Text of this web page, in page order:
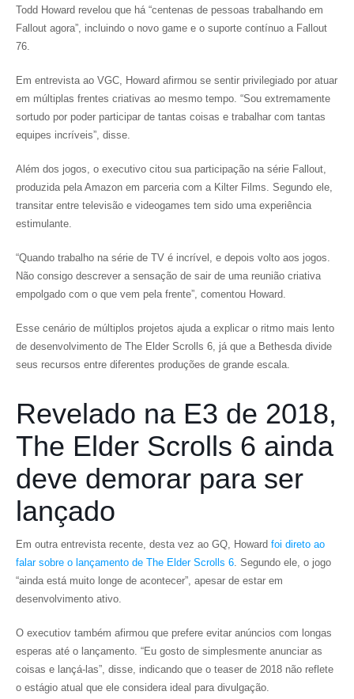
Todd Howard revelou que há “centenas de pessoas trabalhando em
Fallout agora”, incluindo o novo game e o suporte contínuo a Fallout
76.
Em entrevista ao VGC, Howard afirmou se sentir privilegiado por atuar
em múltiplas frentes criativas ao mesmo tempo. “Sou extremamente
sortudo por poder participar de tantas coisas e trabalhar com tantas
equipes incríveis”, disse.
Além dos jogos, o executivo citou sua participação na série Fallout,
produzida pela Amazon em parceria com a Kilter Films. Segundo ele,
transitar entre televisão e videogames tem sido uma experiência
estimulante.
“Quando trabalho na série de TV é incrível, e depois volto aos jogos.
Não consigo descrever a sensação de sair de uma reunião criativa
empolgado com o que vem pela frente”, comentou Howard.
Esse cenário de múltiplos projetos ajuda a explicar o ritmo mais lento
de desenvolvimento de The Elder Scrolls 6, já que a Bethesda divide
seus recursos entre diferentes produções de grande escala.
Revelado na E3 de 2018,
The Elder Scrolls 6 ainda
deve demorar para ser
lançado
Em outra entrevista recente, desta vez ao GQ, Howard foi direto ao
falar sobre o lançamento de The Elder Scrolls 6. Segundo ele, o jogo
“ainda está muito longe de acontecer”, apesar de estar em
desenvolvimento ativo.
O executiov também afirmou que prefere evitar anúncios com longas
esperas até o lançamento. “Eu gosto de simplesmente anunciar as
coisas e lançá-las”, disse, indicando que o teaser de 2018 não reflete
o estágio atual que ele considera ideal para divulgação.